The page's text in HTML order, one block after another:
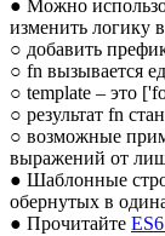
● Можно
изменить логику
○ добавить
○ fn вызывается
○ template – это
○ результат fn
○ возможные
выражений от
● Шаблонные
обернутых в
● Прочитайте